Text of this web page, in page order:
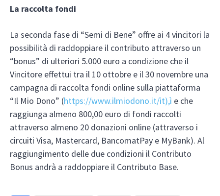
La raccolta fondi
La seconda fase di “Semi di Bene” offre ai 4 vincitori la
possibilità di raddoppiare il contributo attraverso un
“bonus” di ulteriori 5.000 euro a condizione che il
Vincitore effettui tra il 10 ottobre e il 30 novembre una
campagna di raccolta fondi online sulla piattaforma
“Il Mio Dono” (https://www.ilmiodono.it/it),ì e che
raggiunga almeno 800,00 euro di fondi raccolti
attraverso almeno 20 donazioni online (attraverso i
circuiti Visa, Mastercard, BancomatPay e MyBank). Al
raggiungimento delle due condizioni il Contributo
Bonus andrà a raddoppiare il Contributo Base.